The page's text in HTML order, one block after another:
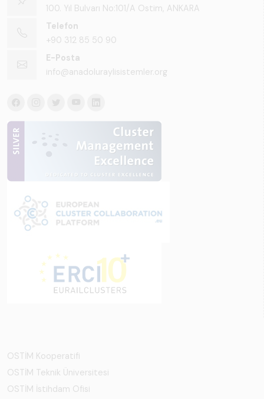
100. Yıl Bulvarı No:101/A Ostim, ANKARA
Telefon
+90 312 85 50 90
E-Posta
info@anadoluraylisistemler.org
OSTİM Kooperatifi
OSTİM Teknik Üniversitesi
OSTİM İstihdam Ofisi